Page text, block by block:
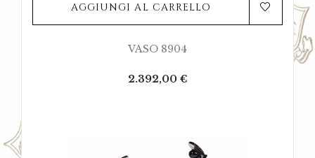
AGGIUNGI AL CARRELLO
VASO 8904
Prezzo
2.392,00 €